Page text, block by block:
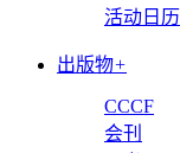
活动日历
出版物+
CCCF
会刊